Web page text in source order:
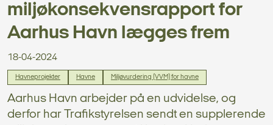
miljøkonsekvensrapport for
Aarhus Havn lægges frem
18-04-2024
Havneprojekter Havne Miljøvurdering (VVM) for havne
Aarhus Havn arbejder på en udvidelse, og
derfor har Trafikstyrelsen sendt en supplerende